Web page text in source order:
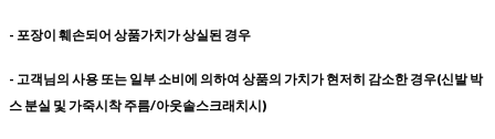
- 포장이 훼손되어 상품가치가 상실된 경우
- 고객님의 사용 또는 일부 소비에 의하여 상품의 가치가 현저히 감소한 경우(신발 박
스 분실 및 가죽시착 주름/아웃솔스크래치시)